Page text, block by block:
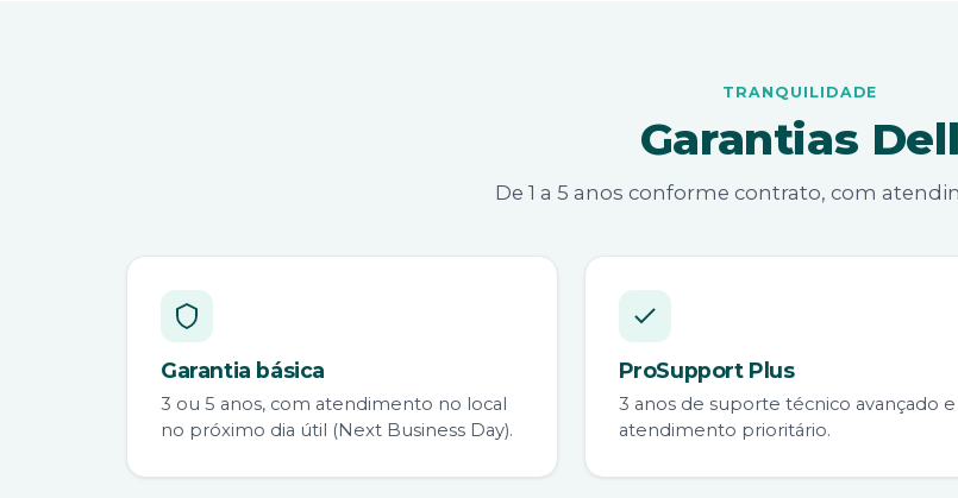
TRANQUILIDADE
Garantias Dell
De 1 a 5 anos conforme contrato, com
Garantia básica
3 ou 5 anos, com atendimento no local
no próximo dia útil (Next Business Day).
ProSupport Plus
3 anos de suporte técnico avançado e
atendimento prioritário.